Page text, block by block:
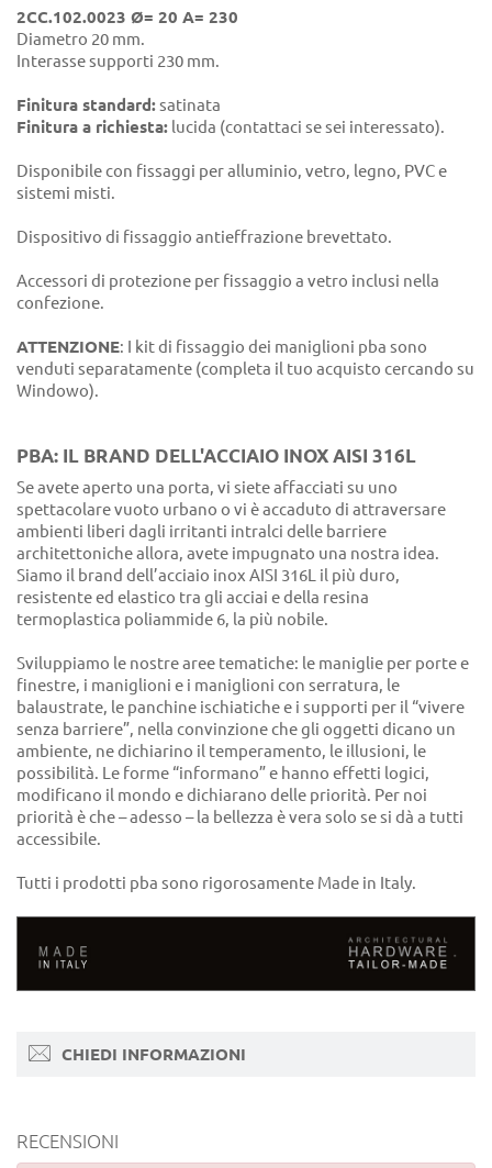
2CC.102.0023 Ø= 20 A= 230
Diametro 20 mm.
Interasse supporti 230 mm.
Finitura standard:satinata
Finitura a richiesta: lucida (contattaci se sei interessato).
Disponibile con fissaggi per alluminio, vetro, legno, PVC e
sistemi misti.
Dispositivo di fissaggio antieffrazione brevettato.
Accessori di protezione per fissaggio a vetro inclusi nella
confezione.
ATTENZIONE: I kit di fissaggio dei maniglioni pba sono
venduti separatamente (completa il tuo acquisto cercando su
Windowo).
PBA: IL BRAND DELL'ACCIAIO INOX AISI 316L
Se avete aperto una porta, vi siete affacciati su uno
spettacolare vuoto urbano o vi è accaduto di attraversare
ambienti liberi dagli irritanti intralci delle barriere
architettoniche allora, avete impugnato una nostra idea.
Siamo il brand dell’acciaio inox AISI 316L il più duro,
resistente ed elastico tra gli acciai e della resina
termoplastica poliammide 6, la più nobile.
Sviluppiamo le nostre aree tematiche: le maniglie per porte e
finestre, i maniglioni e i maniglioni con serratura, le
balaustrate, le panchine ischiatiche e i supporti per il “vivere
senza barriere”, nella convinzione che gli oggetti dicano un
ambiente, ne dichiarino il temperamento, le illusioni, le
possibilità. Le forme “informano” e hanno effetti logici,
modificano il mondo e dichiarano delle priorità. Per noi
priorità è che – adesso – la bellezza è vera solo se si dà a tutti
accessibile.
Tutti i prodotti pba sono rigorosamente Made in Italy.
CHIEDI INFORMAZIONI
RECENSIONI